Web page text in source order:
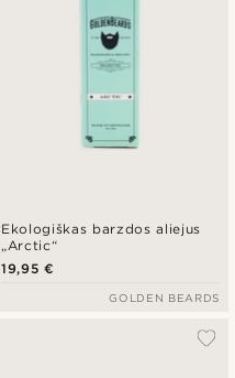
Ekologiškas barzdos aliejus
„Arctic“
19,95 €
GOLDEN BEARDS